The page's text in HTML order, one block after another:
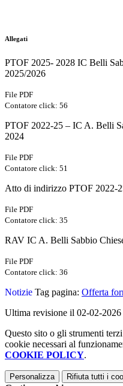
Allegati
PTOF 2025- 2028 IC Belli
2025/2026
File PDF
Contatore click: 56
PTOF 2022-25 – IC A. Belli
2024
File PDF
Contatore click: 51
Atto di indirizzo PTOF 2022-
File PDF
Contatore click: 35
RAV IC A. Belli Sabbio
File PDF
Contatore click: 36
Notizie Tag pagina: Offerta
Ultima revisione il 02-02-2026
Questo sito o gli strumenti
cookie necessari al
COOKIE POLICY.
Personalizza Rifiuta tutti i